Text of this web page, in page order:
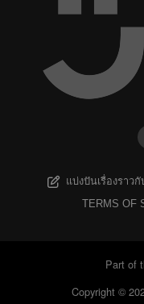
แบ่งปันเรื่องราวกั
TERMS OF
Part of
Copyright ©